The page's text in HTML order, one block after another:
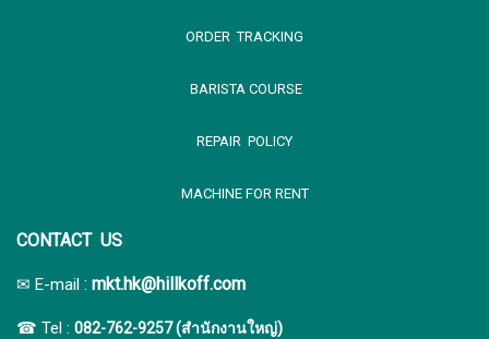
ORDER TRACKING
BARISTA COURSE
REPAIR POLICY
MACHINE FOR RENT
CONTACT US
✉ E-mail : mkt.hk@hillkoff.com
☎ Tel : 082-762-9257 (สำนักงานใหญ่)